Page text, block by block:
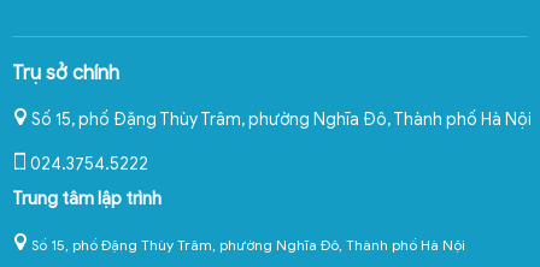
Trụ sở chính
Số 15, phố Đặng Thùy Trâm, phường Nghĩa Đô,Thành phố Hà Nội
024.3754.5222
Trung tâm lập trình
Số 15, phố Đặng Thùy Trâm, phường Nghĩa Đô, Thành phố Hà Nội